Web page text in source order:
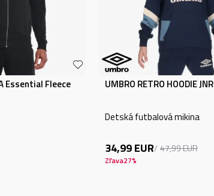
Essential Fleece
UMBRO RETRO HOODIE JNR
Detská futbalová mikina
34,99EUR 47,99EUR
Zľava27%